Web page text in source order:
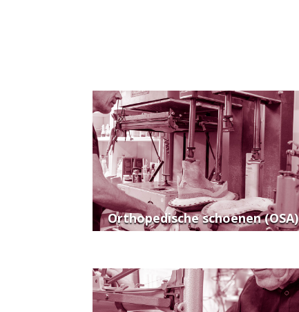
Orthopedische schoenen (OSA)